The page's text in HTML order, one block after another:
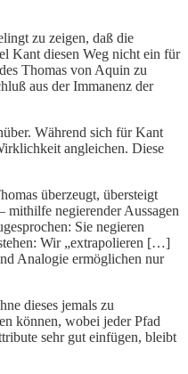
zu zeigen, daß die
Kant diesen Weg nicht ein für
Thomas von Aquin zu
aus der Immanenz der
Während sich für Kant
angleichen. Diese
überzeugt, übersteigt
mithilfe negierender Aussagen
Sie negieren
Wir „extrapolieren […]
Analogie ermöglichen nur
dieses jemals zu
können, wobei jeder Pfad
sehr gut einfügen, bleibt